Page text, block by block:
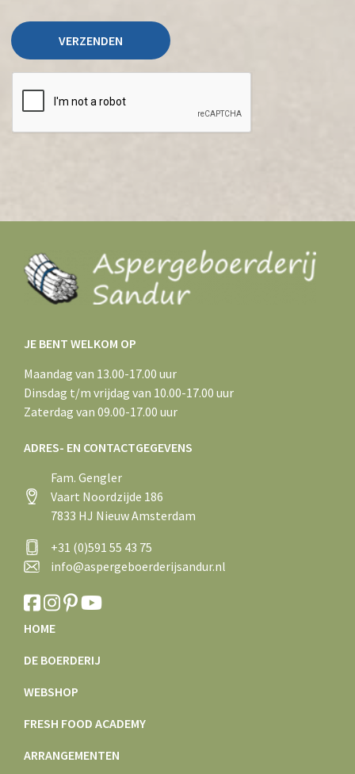
JE BENT WELKOM OP
Maandag van 13.00-17.00 uur
Dinsdag t/m vrijdag van 10.00-17.00 uur
Zaterdag van 09.00-17.00 uur
ADRES- EN CONTACTGEGEVENS
Fam. Gengler
Vaart Noordzijde 186
7833 HJ Nieuw Amsterdam
+31 (0)591 55 43 75
info@aspergeboerderijsandur.nl
HOME
DE BOERDERIJ
WEBSHOP
FRESH FOOD ACADEMY
ARRANGEMENTEN